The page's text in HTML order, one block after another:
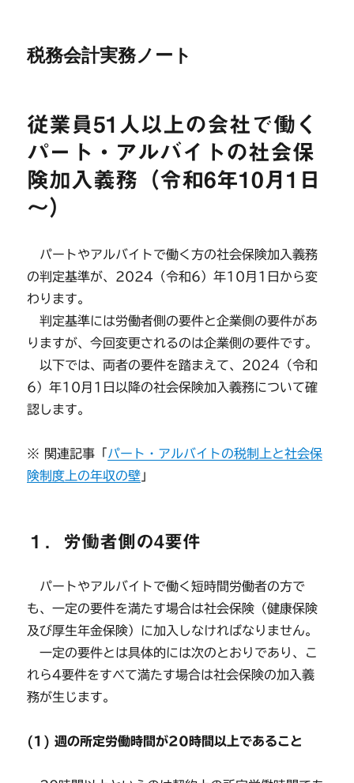
税務会計実務ノート
従業員51人以上の会社で働く
パート・アルバイトの社会保
険加入義務（令和6年10月1日
～）
パートやアルバイトで働く方の社会保険加入義務
の判定基準が、2024（令和6）年10月1日から変
わります。
判定基準には労働者側の要件と企業側の要件があ
りますが、今回変更されるのは企業側の要件です。
以下では、両者の要件を踏まえて、2024（令和
6）年10月1日以降の社会保険加入義務について確
認します。
※ 関連記事「 パート・アルバイトの税制上と社会保
険制度上の年収の壁 」
１．労働者側の4要件
パートやアルバイトで働く短時間労働者の方で
も、一定の要件を満たす場合は社会保険（健康保険
及び厚生年金保険）に加入しなければなりません。
一定の要件とは具体的には次のとおりであり、こ
れら4要件をすべて満たす場合は社会保険の加入義
務が生じます。
(1) 週の所定労働時間が20時間以上であること